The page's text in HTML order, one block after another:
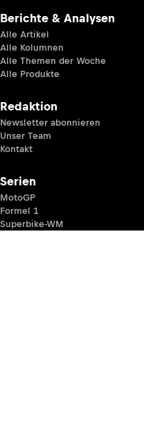
Berichte & Analysen
Alle Artikel
Alle Kolumnen
Alle Themen der Woche
Alle Produkte
Redaktion
Newsletter abonnieren
Unser Team
Kontakt
Serien
MotoGP
Formel 1
Superbike-WM